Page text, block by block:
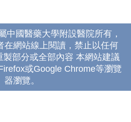
中國醫藥大學附設醫院所有，
在網站線上閱讀，禁止以任何
製部分或全部內容 本網站建議
或Google Chrome等瀏覽
器瀏覽。